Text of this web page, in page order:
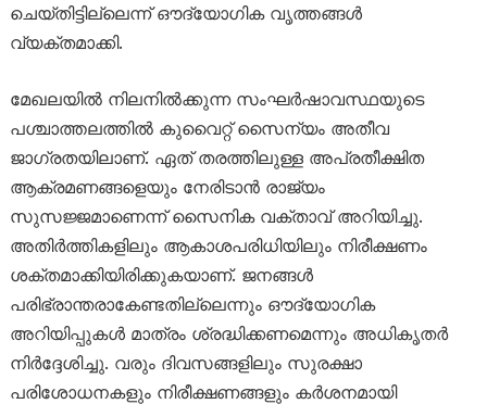
ചെയ്തിട്ടില്ലെന്ന് ഔദ്യോഗിക വൃത്തങ്ങൾ
വ്യക്തമാക്കി.
മേഖലയിൽ നിലനിൽക്കുന്ന സംഘർഷാവസ്ഥയുടെ
പശ്ചാത്തലത്തിൽ കുവൈറ്റ് സൈന്യം അതീവ
ജാഗ്രതയിലാണ്. ഏത് തരത്തിലുള്ള അപ്രതീക്ഷിത
ആക്രമണങ്ങളെയും നേരിടാൻ രാജ്യം
സുസജ്ജമാണെന്ന് സൈനിക വക്താവ് അറിയിച്ചു.
അതിർത്തികളിലും ആകാശപരിധിയിലും നിരീക്ഷണം
ശക്തമാക്കിയിരിക്കുകയാണ്. ജനങ്ങൾ
പരിഭ്രാന്തരാകേണ്ടതില്ലെന്നും ഔദ്യോഗിക
അറിയിപ്പുകൾ മാത്രം ശ്രദ്ധിക്കണമെന്നും അധികൃതർ
നിർദ്ദേശിച്ചു. വരും ദിവസങ്ങളിലും സുരക്ഷാ
പരിശോധനകളും നിരീക്ഷണങ്ങളും കർശനമായി